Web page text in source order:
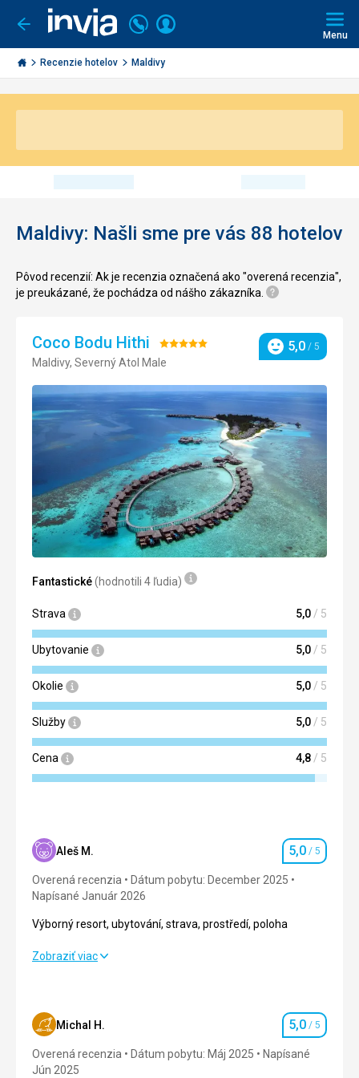
Ísť
späť
Invia.sk
Volajte
+421
2
3221
Prihlásiť
Menu
Recenzie hotelov Maldivy
Maldivy: Našli sme pre vás 88 hotelov
Pôvod recenzií: Ak je recenzia označená ako "overená recenzia",
je preukázané, že pochádza od nášho zákazníka.
Coco Bodu Hithi Hodnotenie:
5/5
Maldivy, Severný Atol Male
Hodnotenie
5,0 / 5
Fantastické(hodnotili 4 ľudia)
Strava 5,0 / 5
Ubytovanie 5,0 / 5
Okolie 5,0 / 5
Služby 5,0 / 5
Cena 4,8 / 5
Aleš M. Hodnotenie
5,0 / 5
Overená recenzia
Dátum pobytu: December 2025
Napísané Január 2026
Výborný resort, ubytování, strava, prostředí, poloha
Výborný resort, ubytování, strava, prostředí, poloha
Ubytovanie 5,0/ 5
Okolie 5,0
Zobraziť viac
Michal H. Hodnotenie
5,0 / 5
Overená recenzia Dátum pobytu: Máj 2025
Napísané
Jún 2025